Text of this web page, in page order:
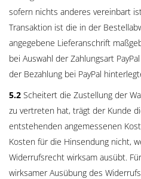
sofern nichts anderes vereinbart
Transaktion ist die in der
angegebene Lieferanschrift
bei Auswahl der Zahlungsart
der Bezahlung bei PayPal
5.2 Scheitert die Zustellung der
zu vertreten hat, trägt der Kunde
entstehenden angemessenen
Kosten für die Hinsendung nicht,
Widerrufsrecht wirksam ausübt.
wirksamer Ausübung des